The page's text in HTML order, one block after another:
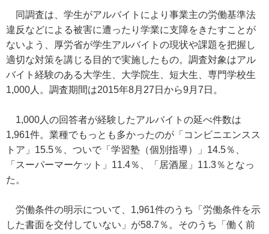
同調査は、学生がアルバイトにより事業主の労働基準法
違反などによる被害に遭ったり学業に支障をきたすことが
ないよう、厚労省が学生アルバイトの現状や課題を把握し
適切な対策を講じる目的で実施したもの。調査対象はアル
バイト経験のある大学生、大学院生、短大生、専門学校生
1,000人。調査期間は2015年8月27日から9月7日。
1,000人の回答者が経験したアルバイトの延べ件数は
1,961件。業種でもっとも多かったのが「コンビニエンスス
トア」15.5％、ついで「学習塾（個別指導）」14.5％、
「スーパーマーケット」11.4％、「居酒屋」11.3％となっ
た。
労働条件の明示について、1,961件のうち「労働条件を示
した書面を交付していない」が58.7％。そのうち「働く前